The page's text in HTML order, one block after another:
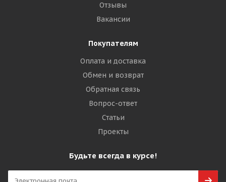
Отзывы
Вакансии
Покупателям
Оплата и доставка
Обмен и возврат
Обратная связь
Вопрос-ответ
Статьи
Проекты
Будьте всегда в курсе!